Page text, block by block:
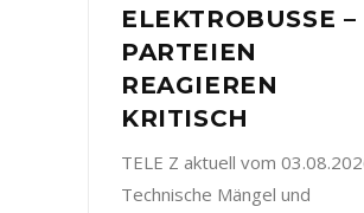
ELEKTROBUSSE –
PARTEIEN
REAGIEREN
KRITISCH
TELE Z aktuell vom
Technische Mängel und